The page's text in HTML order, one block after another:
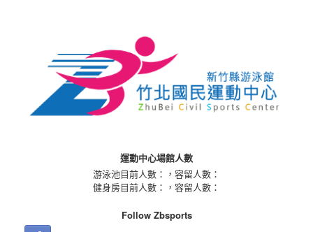
運動中心場館人數
游泳池目前人數：
，容留人數：
健身房目前人數：
，容留人數：
Follow Zbsports